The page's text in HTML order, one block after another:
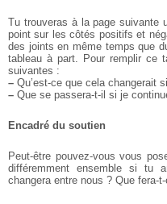
Tu trouveras à la page suivante
point sur les côtés positifs et
des joints en même temps que
tableau à part. Pour remplir ce
suivantes :
– Qu’est-ce que cela changerait
– Que se passera-t-il si je
Encadré du soutien
Peut-être pouvez-vous vous
différemment ensemble si tu
changera entre nous ? Que fera-